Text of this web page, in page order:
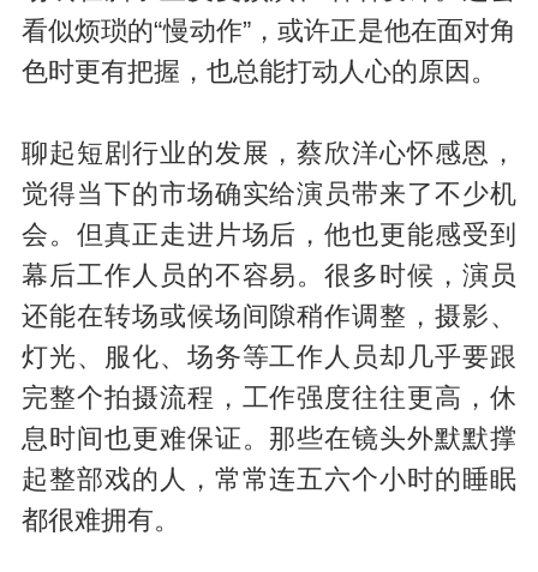
看似烦琐的“慢动作”，或许正是他在面对角
色时更有把握，也总能打动人心的原因。
聊起短剧行业的发展，蔡欣洋心怀感恩，
觉得当下的市场确实给演员带来了不少机
会。但真正走进片场后，他也更能感受到
幕后工作人员的不容易。很多时候，演员
还能在转场或候场间隙稍作调整，摄影、
灯光、服化、场务等工作人员却几乎要跟
完整个拍摄流程，工作强度往往更高，休
息时间也更难保证。那些在镜头外默默撑
起整部戏的人，常常连五六个小时的睡眠
都很难拥有。